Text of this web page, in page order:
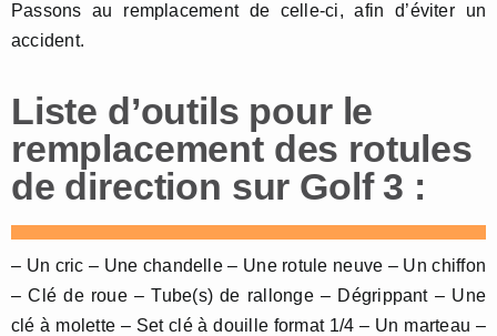
Passons au remplacement de celle-ci, afin d’éviter un
accident.
Liste d’outils pour le
remplacement des rotules
de direction sur Golf 3 :
– Un cric – Une chandelle – Une rotule neuve – Un chiffon
– Clé de roue – Tube(s) de rallonge – Dégrippant – Une
clé à molette – Set clé à douille format 1/4 – Un marteau –